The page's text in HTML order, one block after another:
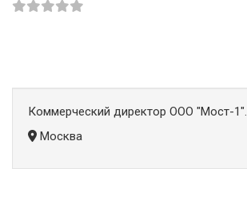
Коммерческий директор ООО "Мост-1".
Москва